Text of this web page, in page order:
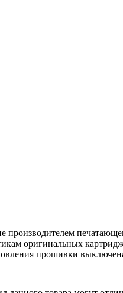
оригинальных
прошивки